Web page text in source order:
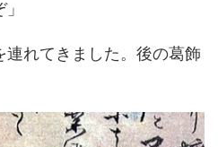
連れてきました。後の葛飾